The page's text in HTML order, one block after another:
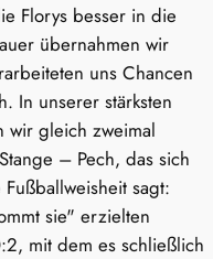
Florys besser in die
übernahmen wir
uns Chancen
In unserer stärksten
wir gleich zweimal
– Pech, das sich
sagt:
sie" erzielten
mit dem es schließlich